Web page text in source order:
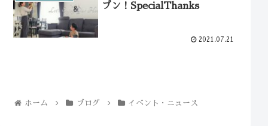
プン！SpecialThanks
2021.07.21
ホーム ブログ イベント・ニュース